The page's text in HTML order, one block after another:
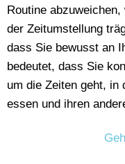
Routine
der Zeitumstellung
dass Sie bewusst an
bedeutet, dass Sie
um die Zeiten geht, in
essen und ihren